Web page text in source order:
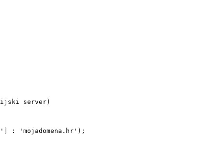
server)
: 'mojadomena.hr');